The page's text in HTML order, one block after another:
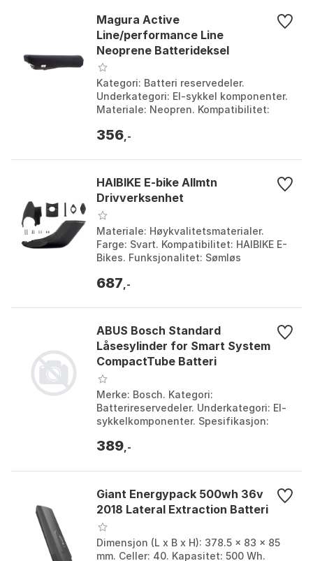
Magura Active
Line/performance Line
Neoprene Batterideksel
Kategori: Batteri reservedeler.
Underkategori: El-sykkel komponenter.
Materiale: Neopren. Kompatibilitet:
Farge: Black. Størr...
356 ,-
HAIBIKE E-bike Allmtn
Drivverksenhet
Materiale: Høykvalitetsmaterialer.
Farge: Svart. Kompatibilitet: HAIBIKE E-
Bikes. Funksjonalitet: Sømløs
Farge: Black. Størr...
687 ,-
ABUS Bosch Standard
Låsesylinder for Smart System
CompactTube Batteri
Merke: Bosch. Kategori:
Batterireservedeler. Underkategori: El-
sykkelkomponenter. Spesifikasjon:
CompactTube-batterier, Lang nøkkel.
389 ,-
Giant Energypack 500wh 36v
2018 Lateral Extraction Batteri
Dimensjon (L x B x H): 378.5 x 83 x 85
mm. Celler: 40. Kapasitet: 500 Wh.